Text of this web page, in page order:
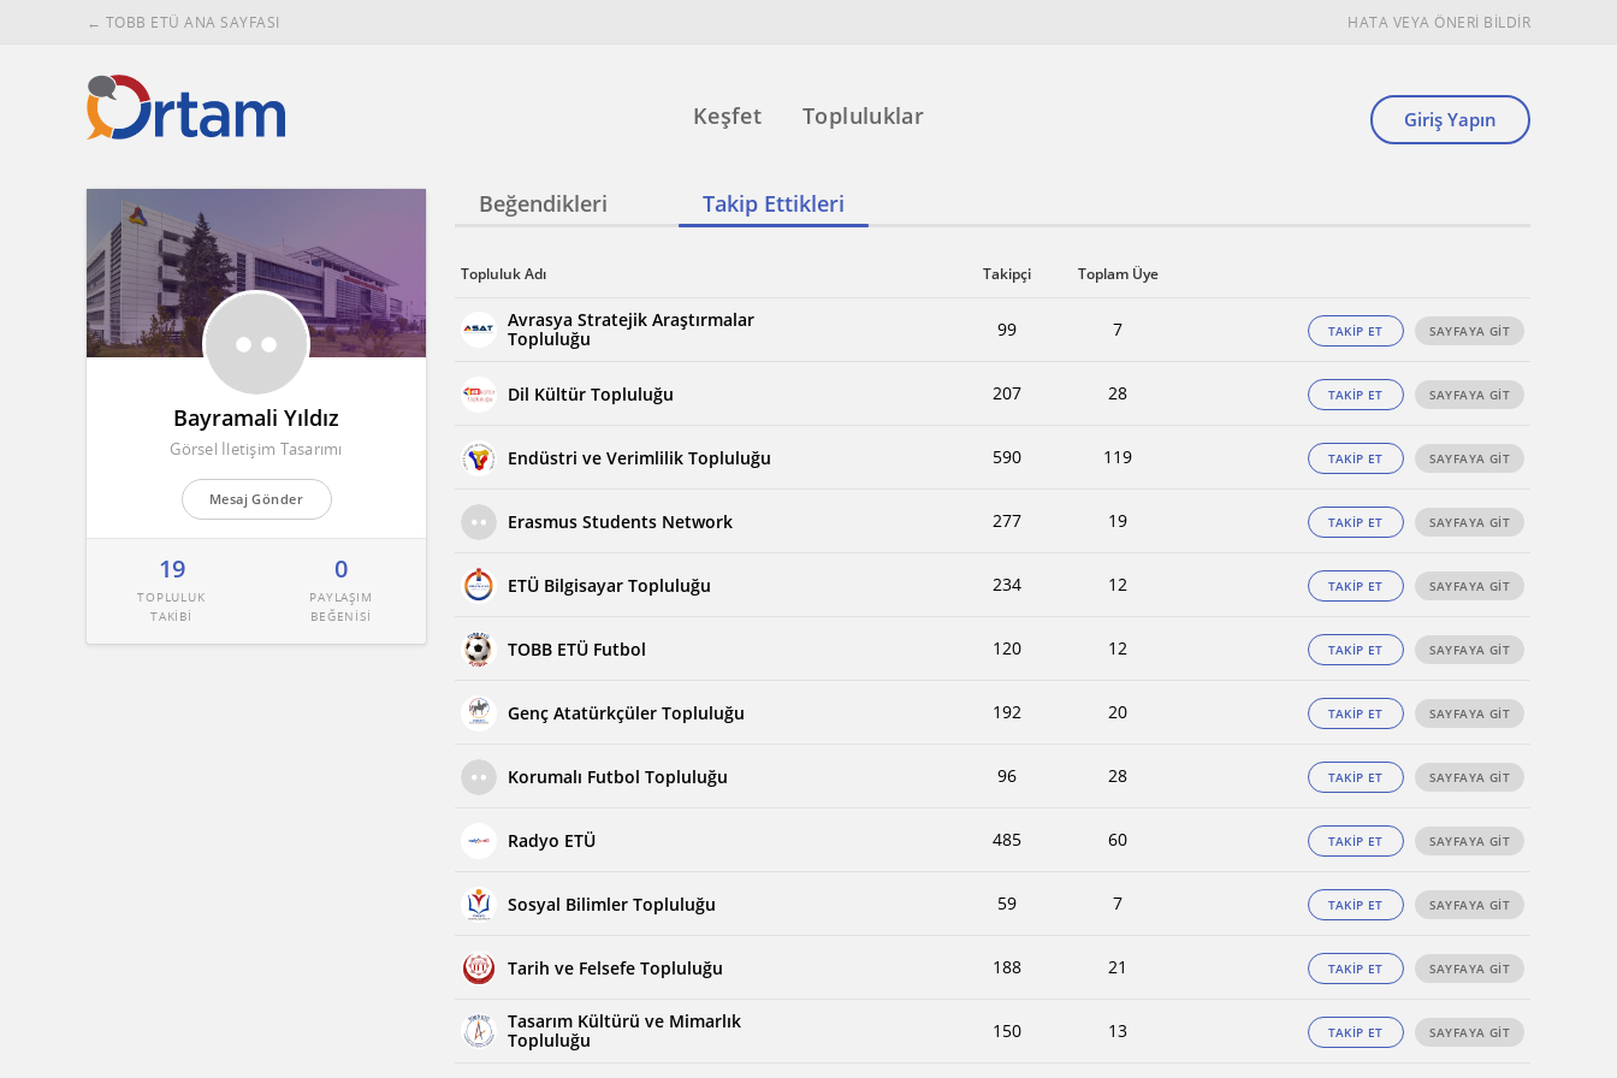
← TOBB ETÜ ANA SAYFASI HATA VEYA ÖNERİ BİLDİR
Keşfet Topluluklar
Bayramali Yıldız
Görsel İletişim Tasarımı
Mesaj Gönder
19
TOPLULUK
TAKİBİ
0
PAYLAŞIM
BEĞENİSİ
Beğendikleri Takip Ettikleri
Topluluk Adı Takipçi Toplam Üye
Avrasya Stratejik Araştırmalar
Topluluğu
99 7 TAKİP ET SAYFAYA GİT
Dil Kültür Topluluğu 207 28 TAKİP ET SAYFAYA GİT
Endüstri ve Verimlilik Topluluğu 590 119 TAKİP ET SAYFAYA GİT
Erasmus Students Network 277 19 TAKİP ET SAYFAYA GİT
ETÜ Bilgisayar Topluluğu 234 12 TAKİP ET SAYFAYA GİT
TOBB ETÜ Futbol 120 12 TAKİP ET SAYFAYA GİT
Genç Atatürkçüler Topluluğu 192 20 TAKİP ET SAYFAYA GİT
Korumalı Futbol Topluluğu 96 28 TAKİP ET SAYFAYA GİT
Radyo ETÜ 485 60 TAKİP ET SAYFAYA GİT
Sosyal Bilimler Topluluğu 59 7 TAKİP ET SAYFAYA GİT
Tarih ve Felsefe Topluluğu 188 21 TAKİP ET SAYFAYA GİT
Tasarım Kültürü ve Mimarlık
Topluluğu
150 13 TAKİP ET SAYFAYA GİT
Giriş Yapın